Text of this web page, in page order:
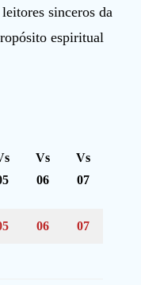
sinceros da
espiritual
Vs
06
Vs
07
06 07